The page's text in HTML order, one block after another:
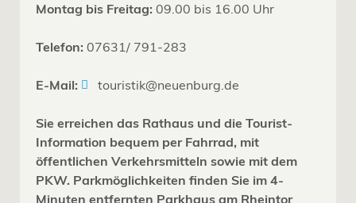
Montag bis Freitag: 09.00 bis 16.00 Uhr
Telefon: 07631/ 791-283
E-Mail: touristik@neuenburg.de
Sie erreichen das Rathaus und die Tourist-
Information bequem per Fahrrad, mit
öffentlichen Verkehrsmitteln sowie mit dem
PKW. Parkmöglichkeiten finden Sie im 4-
Minuten entfernten Parkhaus am Rheintor